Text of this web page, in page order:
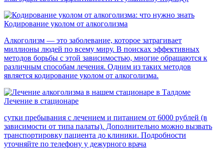
Кодирование уколом от алкоголизма
Алкоголизм — это заболевание, которое затрагивает
миллионы людей по всему миру. В поисках эффективных
методов борьбы с этой зависимостью, многие обращаются к
различным способам лечения. Одним из таких методов
является кодирование уколом от алкоголизма.
Лечение в стационаре
сутки пребывания с лечением и питанием от 6000 рублей (в
зависимости от типа палаты). Дополнительно можно вызвать
транспортировку пациента до клиники. Подробности
уточняйте по телефону у дежурного врача